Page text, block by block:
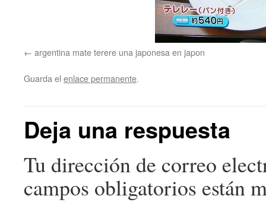
argentina mate terere una japonesa en japon
Guarda el enlace permanente.
Deja una respuesta
Tu dirección de correo
campos obligatorios están